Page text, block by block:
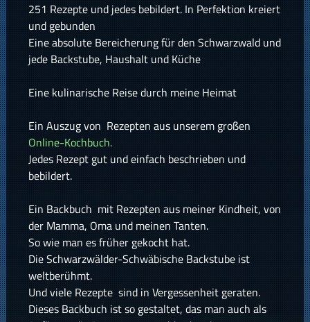
251 Rezepte und jedes bebildert. In Perfektion kreiert
und gebunden
Eine absolute Bereicherung für den Schwarzwald und
jede Backstube, Haushalt und Küche
Eine kulinarische Reise durch meine Heimat
Ein Auszug von Rezepten aus unserem großen
Online-Kochbuch.
Jedes Rezept gut und einfach beschrieben und
bebildert.
Ein Backbuch mit Rezepten aus meiner Kindheit, von
der Mamma, Oma und meinen Tanten.
So wie man es früher gekocht hat.
Die Schwarzwälder-Schwäbische Backstube ist
weltberühmt.
Und viele Rezepte sind in Vergessenheit geraten.
Dieses Backbuch ist so gestaltet, das man auch als